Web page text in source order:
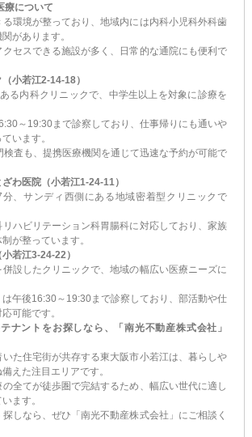
療について
る環境が整っており、地域内には内科小児科外科歯
があります。
セスできる施設が多く、日常的な通院にも便利で
小若江2-14-18）
る内科クリニックで、中学生以上を対象に診療を
～19:30まで診察しており、仕事帰りにも通いや
います。
検査も、提携医療機関を通じて迅速な予約が可能で
わ医院（小若江1-24-11）
、サンディ西側にある地域密着型クリニックで
ハビリテーション科胃腸科に対応しており、家族
が整っています。
若江3-24-22）
設したクリニックで、地域の幅広い医療ニーズに
午後16:30～19:30まで診察しており、部活動や仕
可能です。
ナントをお探しなら、「南光不動産株式会社」
た住宅街が共存する東大阪市小若江は、暮らしや
えた注目エリアです。
全てが徒歩圏で完結するため、幅広い世代に適し
ます。
しなら、ぜひ「南光不動産株式会社」にご相談く